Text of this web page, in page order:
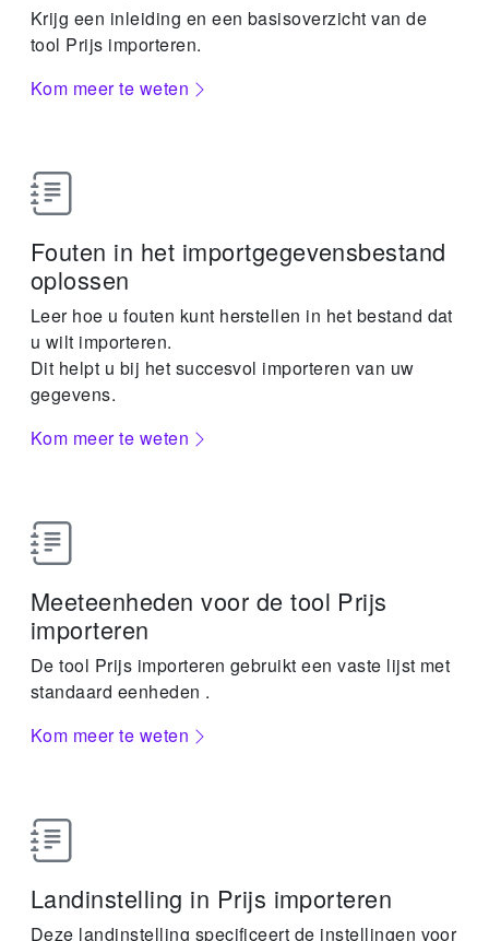
Krijg een inleiding en een basisoverzicht van de
tool Prijs importeren.
Kom meer te weten
Fouten in het importgegevensbestand
oplossen
Leer hoe u fouten kunt herstellen in het bestand dat
u wilt importeren.
Dit helpt u bij het succesvol importeren van uw
gegevens.
Kom meer te weten
Meeteenheden voor de tool Prijs
importeren
De tool Prijs importeren gebruikt een vaste lijst met
standaard eenheden .
Kom meer te weten
Landinstelling in Prijs importeren
Deze landinstelling specificeert de instellingen voor